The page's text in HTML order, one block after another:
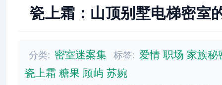
瓷上霜：山顶别墅电梯密室
分类: 密室迷案集 标签: 爱情 职场 家族秘
瓷上霜 糖果 顾屿 苏婉